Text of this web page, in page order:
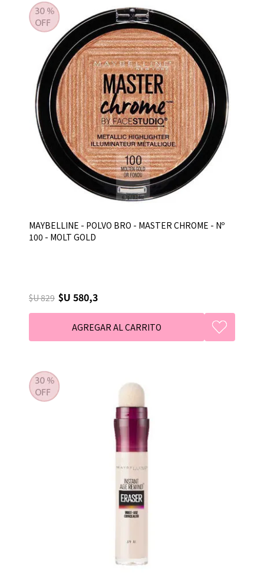
MAYBELLINE - POLVO BRO - MASTER CHROME - Nº
100 - MOLT GOLD
$U 829 $U 580,3